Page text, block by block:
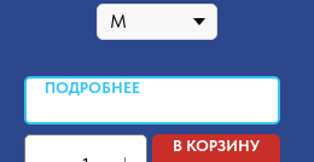
ПОДРОБНЕЕ
В КОРЗИНУ